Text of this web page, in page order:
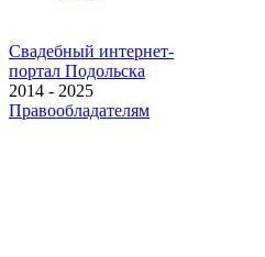
Свадебный интернет-
портал Подольска
2014 - 2025
Правообладателям